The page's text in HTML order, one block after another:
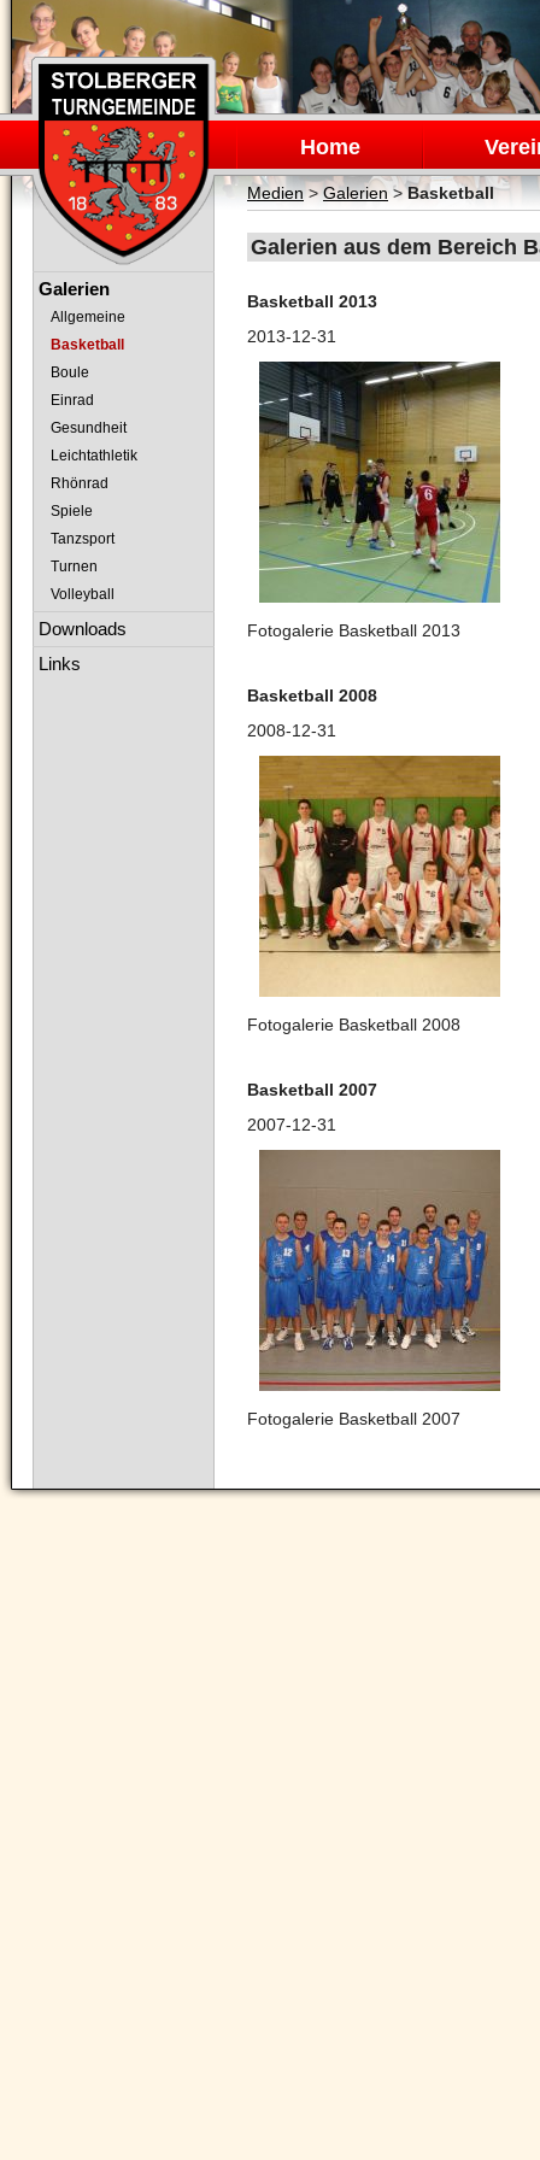
Navigation
überspringen
Home
Medien>Galerien >Basketball
Galerien aus dem Bereich
Basketball 2013
2013-12-31
Fotogalerie Basketball 2013
Basketball 2008
2008-12-31
Fotogalerie Basketball 2008
Basketball 2007
2007-12-31
Fotogalerie Basketball 2007
Navigation
Galerien
Allgemeine
Basketball
Boule
Einrad
Gesundheit
Leichtathletik
Rhönrad
Spiele
Tanzsport
Turnen
Volleyball
Downloads
Links
Navigation